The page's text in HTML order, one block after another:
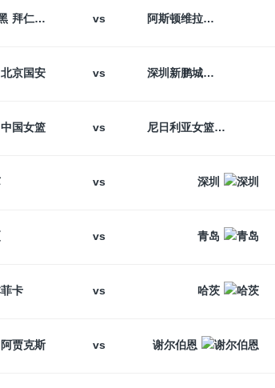
拜仁慕尼黑 vs 阿斯顿维拉
北京国安 vs 深圳新鹏城
中国女篮 vs 尼日利亚女篮
vs 深圳
vs 青岛
卡 vs 哈茨
阿贾克斯 vs 谢尔伯恩